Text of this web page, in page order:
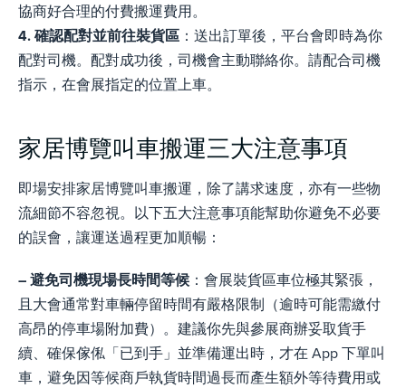
協商好合理的付費搬運費用。
4. 確認配對並前往裝貨區 ：送出訂單後，平台會即時為你
配對司機。配對成功後，司機會主動聯絡你。請配合司機
指示，在會展指定的位置上車。
家居博覽叫車搬運三大注意事項
即場安排家居博覽叫車搬運，除了講求速度，亦有一些物
流細節不容忽視。以下五大注意事項能幫助你避免不必要
的誤會，讓運送過程更加順暢：
– 避免司機現場長時間等候 ：會展裝貨區車位極其緊張，
且大會通常對車輛停留時間有嚴格限制（逾時可能需繳付
高昂的停車場附加費）。建議你先與參展商辦妥取貨手
續、確保傢俬「已到手」並準備運出時，才在 App 下單叫
車，避免因等候商戶執貨時間過長而產生額外等待費用或